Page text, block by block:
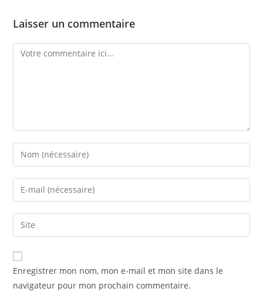
Laisser un commentaire
Enregistrer mon nom, mon e-mail et mon site dans le
navigateur pour mon prochain commentaire.